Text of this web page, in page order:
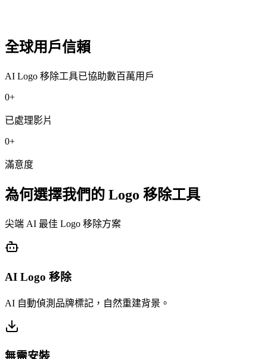
全球用戶信賴
AI Logo 移除工具已協助數百萬用戶
0+
已處理影片
0+
滿意度
為何選擇我們的 Logo 移除工具
尖端 AI 最佳 Logo 移除方案
AI Logo 移除
AI 自動偵測品牌標記，自然重建背景。
無需安裝